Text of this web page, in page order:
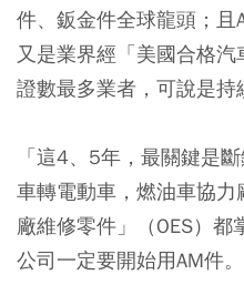
件、鈑金件全球龍頭；且
又是業界經「美國合格汽
證數最多業者，可說是持
「這4、5年，最關鍵是
車轉電動車，燃油車協
廠維修零件」（OES）
公司一定要開始用AM件。